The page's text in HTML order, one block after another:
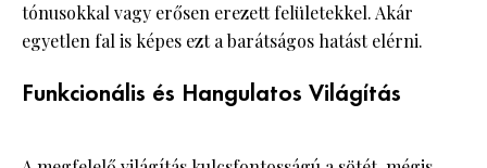
tónusokkal vagy erősen erezett felületekkel. Akár
egyetlen fal is képes ezt a barátságos hatást elérni.
Funkcionális és Hangulatos Világítás